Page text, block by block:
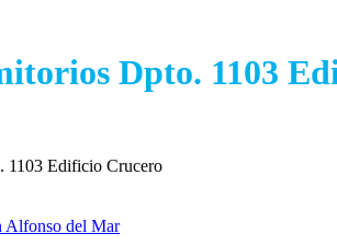
Dpto. 1103
1103 Edificio Crucero
Alfonso del Mar